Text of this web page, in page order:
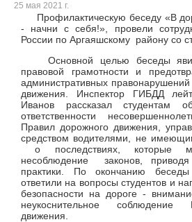
25 мая 2021 г.
Профилактическую беседу «В
- начни с себя!», провели
России по Аргаяшскому району со
Основной целью беседы
правовой грамотности и
административных
движения. Инспектор ГИБДД
Иванов рассказал студентам
ответственности
Правил дорожного движения,
средством водителями, не
о последствиях, которые
несоблюдение законов,
практики. По окончанию
ответили на вопросы студентов и
безопасности на дороге -
неукоснительное соблюдение
движения.